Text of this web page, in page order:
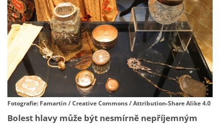
Fotografie: Famartin / Creative Commons / Attribution-Share Alike 4.0
Bolest hlavy může být nesmírně nepříjemným